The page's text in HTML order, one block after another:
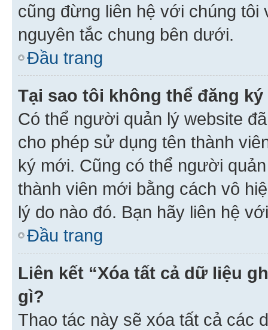
cũng đừng liên hệ với chúng
nguyên tắc chung bên dưới.
Đầu trang
Tại sao tôi không thể đăng
Có thể người quản lý website
cho phép sử dụng tên thành
ký mới. Cũng có thể người
thành viên mới bằng cách vô
lý do nào đó. Bạn hãy liên hệ
Đầu trang
Liên kết “Xóa tất cả dữ liệu
gì?
Thao tác này sẽ xóa tất cả các